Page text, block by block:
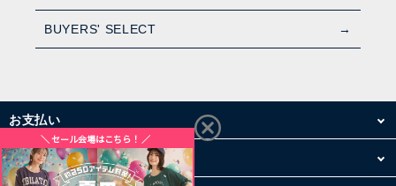
BUYERS' SELECT
お支払い
配送・送料